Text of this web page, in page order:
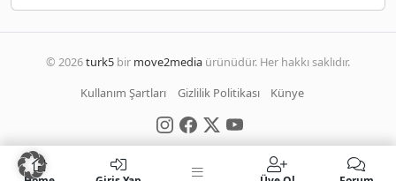
© 2026turk5 bir move2media ürünüdür. Her hakkı saklıdır.
Kullanım Şartları
Gizlilik Politikası Künye